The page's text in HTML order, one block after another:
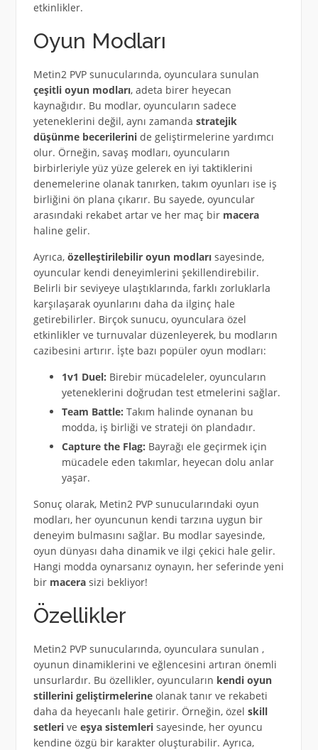
etkinlikler.
Oyun Modları
Metin2 PVP sunucularında, oyunculara sunulan
çeşitli oyun modları, adeta birer heyecan
kaynağıdır. Bu modlar, oyuncuların sadece
yeteneklerini değil, aynı zamanda stratejik
düşünme becerilerinide geliştirmelerine yardımcı
olur. Örneğin, savaş modları, oyuncuların
birbirleriyle yüz yüze gelerek en iyi taktiklerini
denemelerine olanak tanırken, takım oyunları ise iş
birliğini ön plana çıkarır. Bu sayede, oyuncular
arasındaki rekabet artar ve her maç bir macera
haline gelir.
Ayrıca, özelleştirilebilir oyun modlarısayesinde,
oyuncular kendi deneyimlerini şekillendirebilir.
Belirli bir seviyeye ulaştıklarında, farklı zorluklarla
karşılaşarak oyunlarını daha da ilginç hale
getirebilirler. Birçok sunucu, oyunculara özel
etkinlikler ve turnuvalar düzenleyerek, bu modların
cazibesini artırır. İşte bazı popüler oyun modları:
1v1 Duel: Birebir mücadeleler, oyuncuların
yeteneklerini doğrudan test etmelerini sağlar.
Team Battle: Takım halinde oynanan bu
modda, iş birliği ve strateji ön plandadır.
Capture the Flag: Bayrağı ele geçirmek için
mücadele eden takımlar, heyecan dolu anlar
yaşar.
Sonuç olarak, Metin2 PVP sunucularındaki oyun
modları, her oyuncunun kendi tarzına uygun bir
deneyim bulmasını sağlar. Bu modlar sayesinde,
oyun dünyası daha dinamik ve ilgi çekici hale gelir.
Hangi modda oynarsanız oynayın, her seferinde yeni
bir macerasizi bekliyor!
Özellikler
Metin2 PVP sunucularında, oyunculara sunulan ,
oyunun dinamiklerini ve eğlencesini artıran önemli
unsurlardır. Bu özellikler, oyuncuların kendi oyun
stillerini geliştirmelerineolanak tanır ve rekabeti
daha da heyecanlı hale getirir. Örneğin, özel skill
setlerive eşya sistemlerisayesinde, her oyuncu
kendine özgü bir karakter oluşturabilir. Ayrıca,